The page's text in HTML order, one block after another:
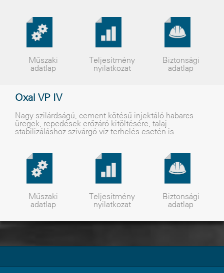
Műszaki
adatlap
Teljesítmény
nyilatkozat
Biztonsági
adatlap
Oxal VP IV
Nagy szilárdságú, cement kötésû injektáló habarcs
üregek, repedések erõzáró kitöltésére, talaj
stabilizáláshoz szivárgó víz terhelés esetén is
Műszaki
adatlap
Teljesítmény
nyilatkozat
Biztonsági
adatlap